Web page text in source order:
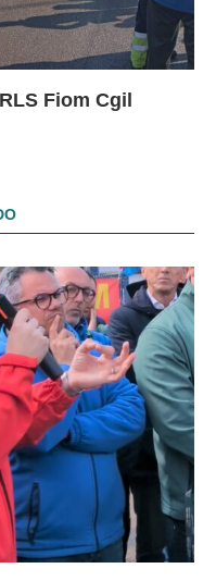
Fiom Cgil